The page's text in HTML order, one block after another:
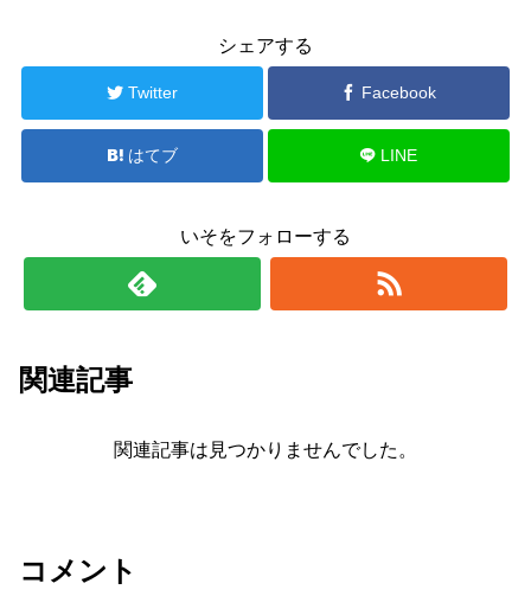
シェアする
Twitter Facebook
はてブ LINE
いそをフォローする
関連記事
関連記事は見つかりませんでした。
コメント